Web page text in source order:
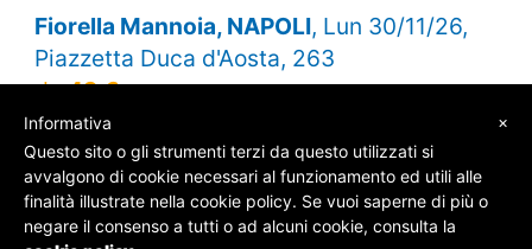
Fiorella Mannoia, NAPOLI, Lun 30/11/26,
Piazzetta Duca d'Aosta, 263
da49 €
© SOS Biglietti - P.Iva 09162100961 -Chi Siamo
×
Informativa
Questo sito o gli strumenti terzi da questo utilizzati si
avvalgono di cookie necessari al funzionamento ed utili alle
finalità illustrate nella cookie policy. Se vuoi saperne di più o
negare il consenso a tutti o ad alcuni cookie, consulta la